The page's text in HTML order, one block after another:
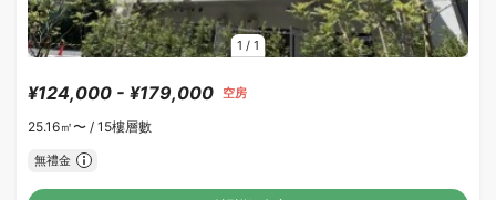
1 / 1
¥124,000 - ¥179,000 空房
25.16㎡〜 / 15樓層數
無禮金